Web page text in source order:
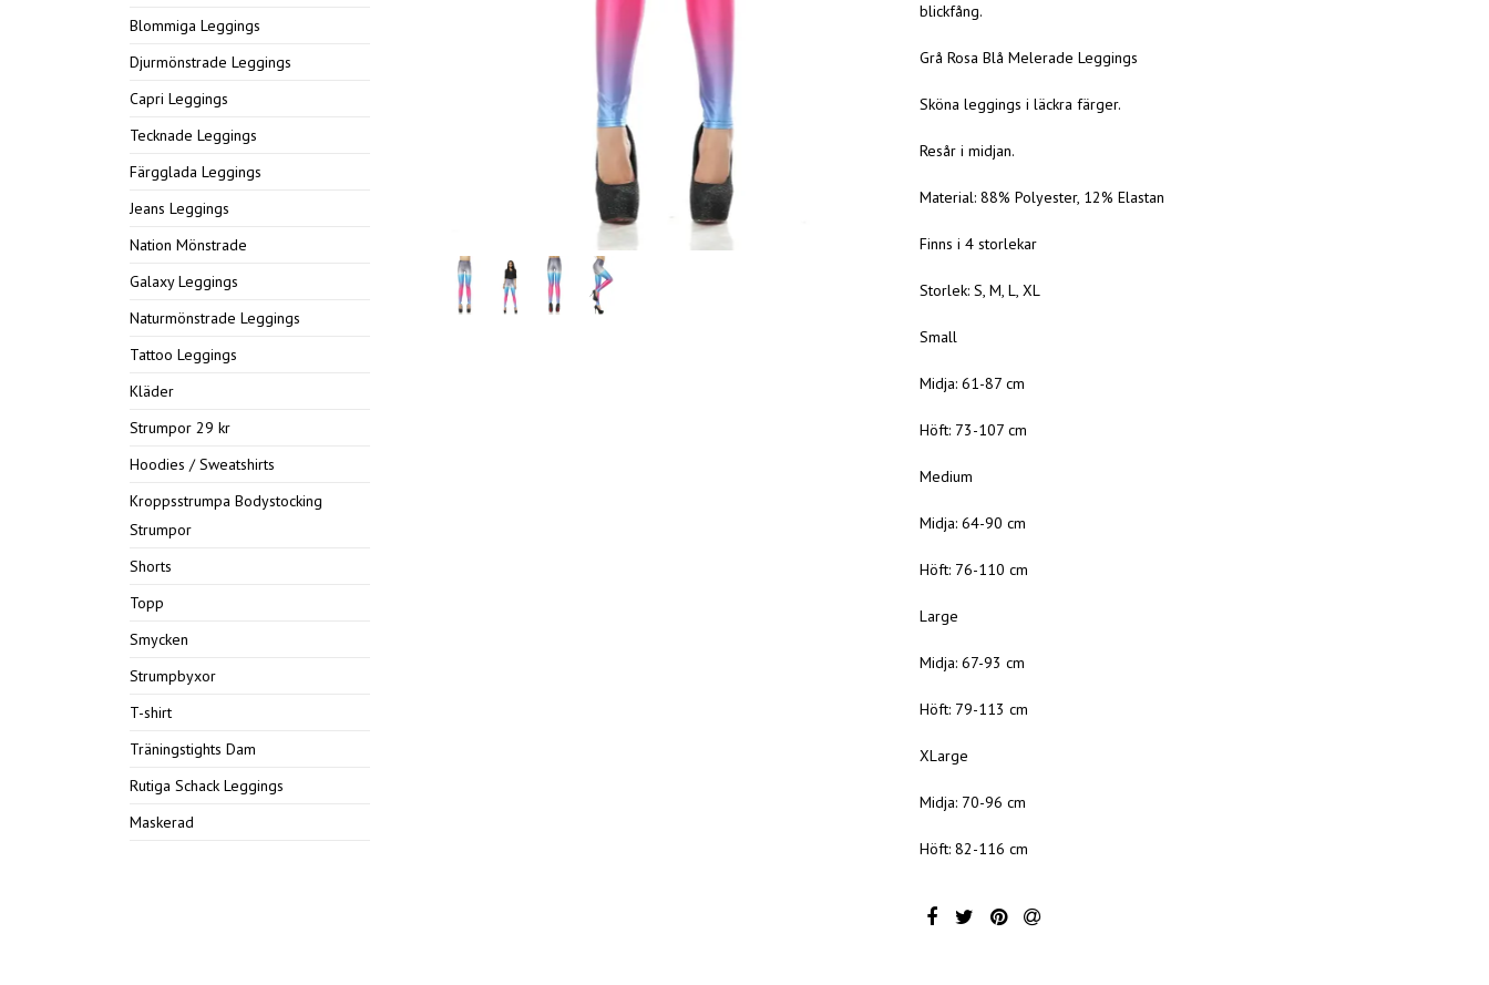
Blommiga Leggings
Djurmönstrade Leggings
Capri Leggings
Tecknade Leggings
Färgglada Leggings
Jeans Leggings
Nation Mönstrade
Galaxy Leggings
Naturmönstrade Leggings
Tattoo Leggings
Kläder
Strumpor 29 kr
Hoodies / Sweatshirts
Kroppsstrumpa Bodystocking
Strumpor
Shorts
Topp
Smycken
Strumpbyxor
T-shirt
Träningstights Dam
Rutiga Schack Leggings
Maskerad
blickfång.
Grå Rosa Blå Melerade Leggings
Sköna leggings i läckra färger.
Resår i midjan.
Material: 88% Polyester, 12% Elastan
Finns i 4 storlekar
Storlek: S, M, L, XL
Small
Midja: 61-87 cm
Höft: 73-107 cm
Medium
Midja: 64-90 cm
Höft: 76-110 cm
Large
Midja: 67-93 cm
Höft: 79-113 cm
XLarge
Midja: 70-96 cm
Höft: 82-116 cm